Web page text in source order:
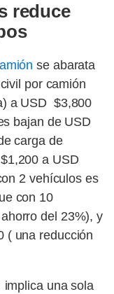
reduce
se abarata
por camión
a USD $3,800
bajan de USD
carga de
a USD
2 vehículos es
con 10
del 23%), y
( una reducción
una sola